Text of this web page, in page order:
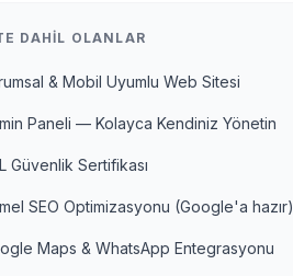
DAHIL OLANLAR
& Mobil Uyumlu Web Sitesi
Paneli — Kolayca Kendiniz Yönetin
Güvenlik Sertifikası
SEO Optimizasyonu (Google'a hazır)
Maps & WhatsApp Entegrasyonu